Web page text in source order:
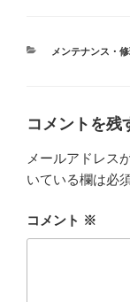
カ
メンテナンス・
コメントを残
メールアドレス
いている欄は必
コメント ※